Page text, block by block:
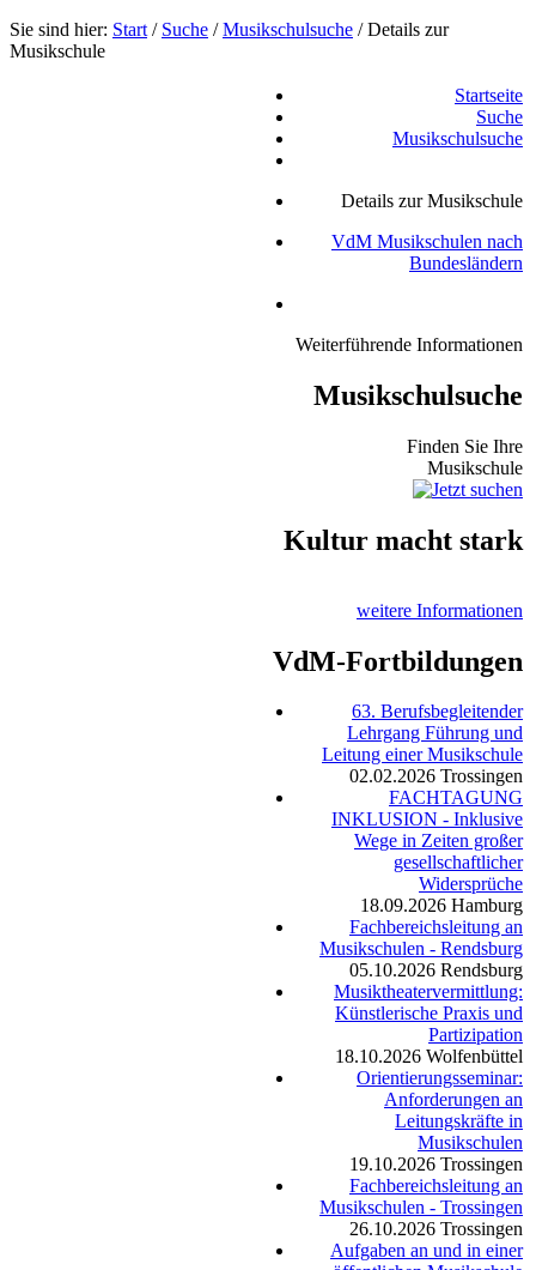
Sie sind hier: Start / Suche /Musikschulsuche /Details zur
Musikschule
Startseite
Suche
Musikschulsuche
Details zur Musikschule
VdM Musikschulen nach
Bundesländern
Weiterführende Informationen
Musikschulsuche
Finden Sie Ihre
Musikschule
Kultur macht stark
weitere Informationen
VdM-Fortbildungen
63. Berufsbegleitender
Lehrgang Führung und
Leitung einer Musikschule
02.02.2026 Trossingen
FACHTAGUNG
INKLUSION - Inklusive
Wege in Zeiten großer
gesellschaftlicher
Widersprüche
18.09.2026 Hamburg
Fachbereichsleitung an
Musikschulen - Rendsburg
05.10.2026 Rendsburg
Musiktheatervermittlung:
Künstlerische Praxis und
Partizipation
18.10.2026 Wolfenbüttel
Orientierungsseminar:
Anforderungen an
Leitungskräfte in
Musikschulen
19.10.2026 Trossingen
Fachbereichsleitung an
Musikschulen - Trossingen
26.10.2026 Trossingen
Aufgaben an und in einer